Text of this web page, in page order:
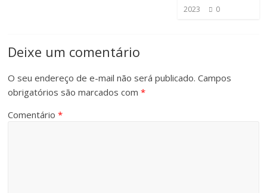
2023
0
Deixe um comentário
O seu endereço de e-mail não será publicado. Campos
obrigatórios são marcados com*
Comentário*